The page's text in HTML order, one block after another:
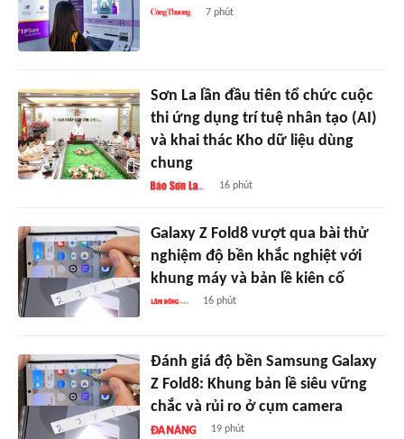
7 phút
Sơn La lần đầu tiên tổ chức cuộc
thi ứng dụng trí tuệ nhân tạo (AI)
và khai thác Kho dữ liệu dùng
chung
16 phút
Galaxy Z Fold8 vượt qua bài thử
nghiệm độ bền khắc nghiệt với
khung máy và bản lề kiên cố
16 phút
Đánh giá độ bền Samsung Galaxy
Z Fold8: Khung bản lề siêu vững
chắc và rủi ro ở cụm camera
19 phút